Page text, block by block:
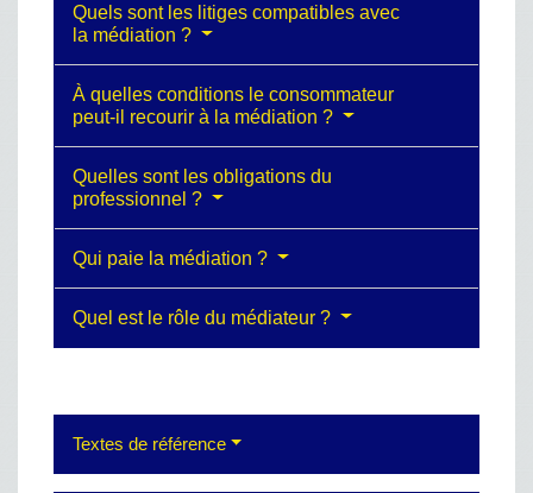
Quels sont les litiges compatibles avec
la médiation ?
À quelles conditions le consommateur
peut-il recourir à la médiation ?
Quelles sont les obligations du
professionnel ?
Qui paie la médiation ?
Quel est le rôle du médiateur ?
Textes de référence